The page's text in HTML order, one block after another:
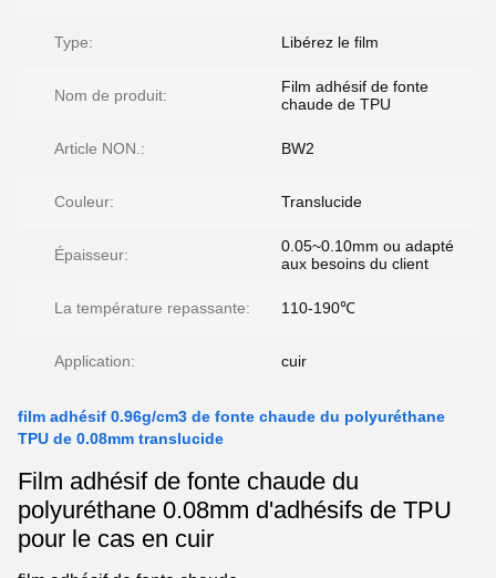
Type: Libérez le film
Nom de produit:
Film adhésif de fonte
chaude de TPU
Article NON.: BW2
Couleur: Translucide
Épaisseur:
0.05~0.10mm ou adapté
aux besoins du client
La température repassante: 110-190℃
Application: cuir
film adhésif 0.96g/cm3 de fonte chaude du polyuréthane
TPU de 0.08mm translucide
Film adhésif de fonte chaude du
polyuréthane 0.08mm d'adhésifs de TPU
pour le cas en cuir